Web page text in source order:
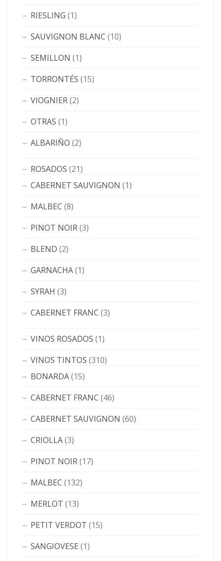
RIESLING (1)
SAUVIGNON BLANC (10)
SEMILLON (1)
TORRONTÉS (15)
VIOGNIER(2)
OTRAS (1)
ALBARIÑO (2)
ROSADOS (21)
CABERNET SAUVIGNON (1)
MALBEC (8)
PINOT NOIR(3)
BLEND (2)
GARNACHA(1)
SYRAH (3)
CABERNET FRANC (3)
VINOS ROSADOS (1)
VINOS TINTOS (310)
BONARDA(15)
CABERNET FRANC (46)
CABERNET SAUVIGNON (60)
CRIOLLA(3)
PINOT NOIR(17)
MALBEC (132)
MERLOT (13)
PETIT VERDOT (15)
SANGIOVESE (1)